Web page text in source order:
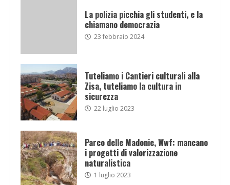
La polizia picchia gli studenti, e la
chiamano democrazia
23 febbraio 2024
Tuteliamo i Cantieri culturali alla
Zisa, tuteliamo la cultura in
sicurezza
22 luglio 2023
Parco delle Madonie, Wwf: mancano
i progetti di valorizzazione
naturalistica
1 luglio 2023